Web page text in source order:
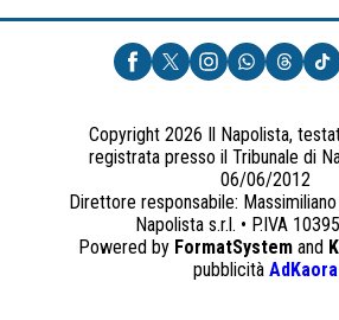
UNA
NUOVA
SCHEDA)
Copyright 2026 Il Napolista,
registrata presso il Tribunale di
06/06/2012
Direttore responsabile:
Napolista s.r.l. • P.IVA
Powered by FormatSystemand
pubblicità AdKaora